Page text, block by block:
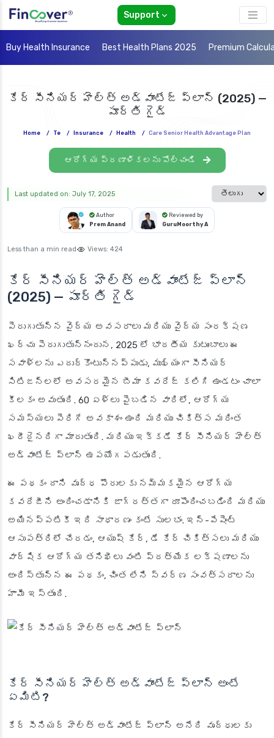
Support
Buy Health Insurance Best Health Plans 2025 Premium
కేర్ సీనియర్ హెల్త్ అడ్వాంటేజ్ ప్లాన్ (2025) —
పూర్తి గైడ్
Home / Te / Insurance / Health / Care Senior Health Advantage Plan
ఆరోగ్య ప్రణాళికలను పోల్చండి
Select
Last updated on: July 17, 2025
Author
Prem Anand
Reviewed by
GuruMoorthy A
Less than a min read Views: 424
కేర్ సీనియర్ హెల్త్ అడ్వాంటేజ్ ప్లాన్
(2025) — పూర్తి గైడ్
పెరుగుతున్న వైద్య అవసరాలు మరియు వైద్య సంరక్షణ
ఖర్చు పెరుగుతున్నందున, 2025 లో భారతీయ కుటుంబాలు ఈ
సవాళ్లను ఎదుర్కొంటున్నప్పుడు, ముఖ్యంగా సీనియర్
సిటిజన్లలో అవసరమైన బీమా కవరేజ్ కలిగి ఉండటం చాలా
కీలకం అవుతుంది. 60 ఏళ్లు పైబడిన వారిలో, ఆరోగ్య
సమస్యలు పెరిగే అవకాశం ఉంది మరియు చికిత్స మరింత
ఖరీదైనదిగా మారుతుంది. మరియు ఇక్కడే కేర్ సీనియర్ హెల్త్
అడ్వాంటేజ్ ప్లాన్ ఉపయోగపడుతుంది.
ఈ పథకం దాని వృద్ధ పౌరులకు నమ్మకమైన ఆరోగ్య
కవరేజీని అందించడానికి జాగ్రత్తగా రూపొందించబడింది మరియు
అయినప్పటికీ ఇది సాధారణం కంటే సులభం. ఇన్-పేషెంట్
ఆసుపత్రిలో చేరడం, ఆయుష్ కేర్, డే కేర్ చికిత్సలు మరియు
వార్షిక ఆరోగ్య తనిఖీలు వంటి ప్రత్యేక లక్షణాలను
అందిస్తున్న ఈ పథకం, చింత లేని స్వర్ణ సంవత్సరాలను
హామీ ఇస్తుంది.
కేర్ సీనియర్ హెల్త్ అడ్వాంటేజ్ ప్లాన్ అంటే
ఏమిటి?
కేర్ సీనియర్ హెల్త్ అడ్వాంటేజ్ ప్లాన్ అనేది వృద్ధులకు